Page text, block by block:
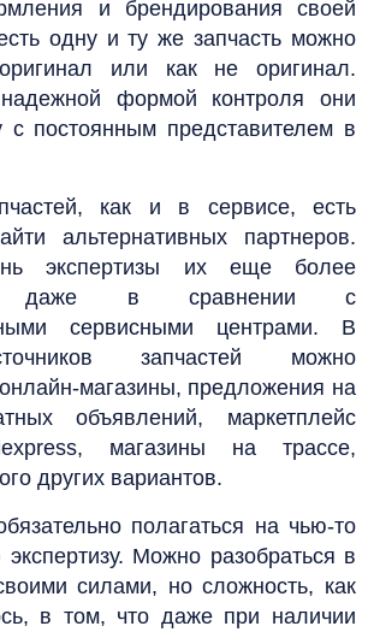
и брендирования своей
одну и ту же запчасть можно
или как не оригинал.
формой контроля они
с постоянным представителем в
как и в сервисе, есть
альтернативных партнеров.
экспертизы их еще более
даже в сравнении с
сервисными центрами. В
запчастей можно
магазины, предложения на
объявлений, маркетплейс
магазины на трассе,
других вариантов.
полагаться на чью-то
Можно разобраться в
силами, но сложность, как
в том, что даже при наличии